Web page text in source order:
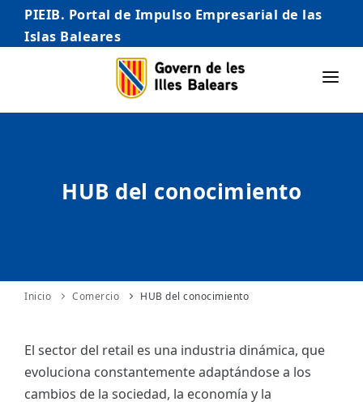
PIEIB. Portal de Impulso Empresarial de las
Islas Baleares
INICIO
AUTÓNOMO/AUTÓNOMA
INTERNACIONALIZACIÓN
ES
HUB del conocimiento
Inicio Comercio HUB del conocimiento
El sector del retail es una industria dinámica, que
evoluciona constantemente adaptándose a los
cambios de la sociedad, la economía y la